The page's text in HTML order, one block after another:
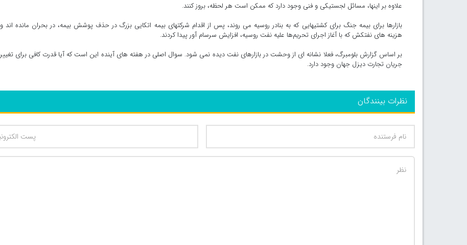
علاوه بر اینها، مسائل لجستیکی و فنی وجود دارد که ممکن است هر لحظه، بروز کنند.
بازارها برای بیمه جنگ برای کشتیهایی که به بنادر روسیه می روند، پس از اقدام شرکتهای بیمه اتکایی بزرگ در حذف پوشش بیمه، در بحران مانده اند و
هزینه های نفتکش که با آغاز اجرای تحریم‌ها علیه نفت روسیه، افزایش سرسام آور پیدا کردند.
بر اساس گزارش بلومبرگ، فعلا نشانه ای از وحشت در بازارهای نفت دیده نمی شود. سوال اصلی در هفته های آینده این است که آیا قدرت کافی برای تغییر
جریان تجارت دیزل جهان وجود دارد.
نظرات بینندگان